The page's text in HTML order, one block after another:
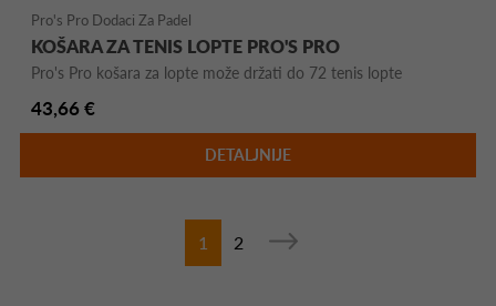
Pro's Pro Dodaci Za Padel
KOŠARA ZA TENIS LOPTE PRO'S PRO
Pro's Pro košara za lopte može držati do 72 tenis lopte
43,66 €
DETALJNIJE
1 2